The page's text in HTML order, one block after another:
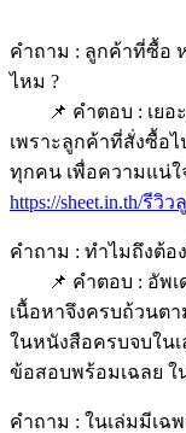
คำถาม : ลูกค้าที่ซื้อ
ไหม ?
📌 คำตอบ : เยอะ
เพราะลูกค้าที่สั่งซื้อ
ทุกคน เพื่อความแน่ใ
https://sheet.in.th/รีวิ
คำถาม : ทำไมถึงต้อ
📌 คำตอบ : อัพเด
เนื้อหาจึงครบถ้วนต
ในหนังสือครบจบใน
ข้อสอบพร้อมเฉลย ใ
คำถาม : ในเล่มมีเฉ